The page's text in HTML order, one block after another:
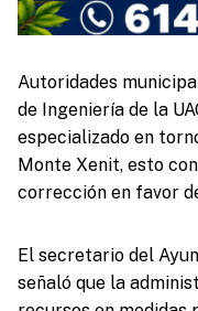
Autoridades
de Ingeniería de la
especializado en
Monte Xenit, esto
corrección en favor
El secretario del
señaló que la